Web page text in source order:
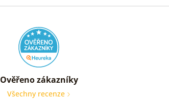
Ověřeno zákazníky
Všechny recenze